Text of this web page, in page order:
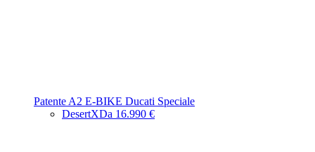
Patente A2 E-BIKE Ducati Speciale
DesertXDa 16.990 €